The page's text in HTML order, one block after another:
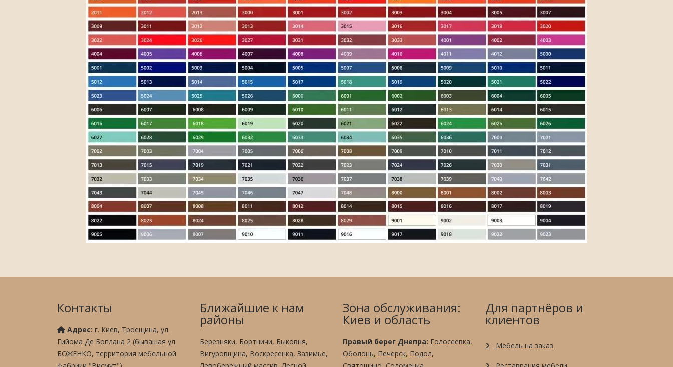
Контакты
Адрес: г. Киев, Троещина, ул.
Гийома Де Боплана 2 (бывашая ул.
БОЖЕНКО, территория мебельной
Ближайшие к нам
районы
Березняки, Бортничи, Быковня,
Вигуровщина, Воскресенка, Зазимье,
Зона обслуживания:
Киев и область
Правый берег Днепра: Голосеевка,
Оболонь, Печерск, Подол,
Для партнёров и
клиентов
Мебель на заказ